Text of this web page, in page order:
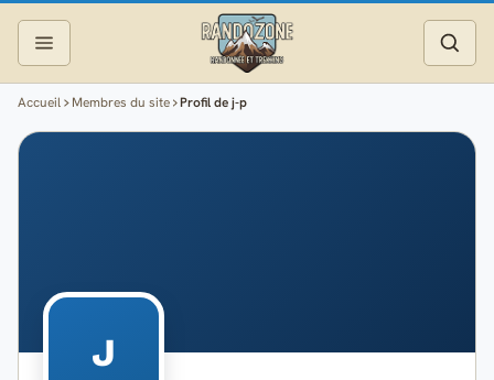
Topos
Accueil Membres du site Profil de j-p
J